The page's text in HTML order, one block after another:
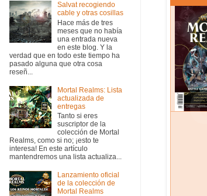
Salvat recogiendo
cable y otras cosillas
Hace más de tres
meses que no había
una entrada nueva
en este blog. Y la
verdad que en todo este tiempo ha
pasado alguna que otra cosa
reseñ...
Mortal Realms: Lista
actualizada de
entregas
Tanto si eres
suscriptor de la
colección de Mortal
Realms, como si no; ¡esto te
interesa! En este artículo
mantendremos una lista actualiza...
Lanzamiento oficial
de la colección de
Mortal Realms